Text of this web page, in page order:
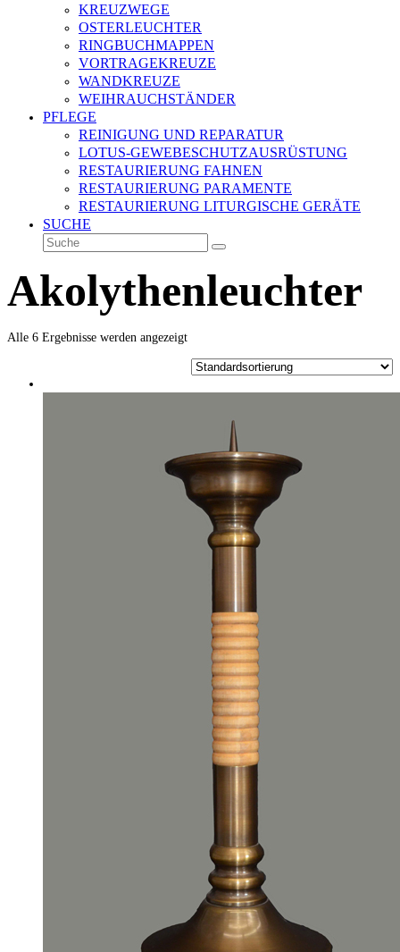
KREUZWEGE
OSTERLEUCHTER
RINGBUCHMAPPEN
VORTRAGEKREUZE
WANDKREUZE
WEIHRAUCHSTÄNDER
PFLEGE
REINIGUNG UND REPARATUR
LOTUS-GEWEBESCHUTZAUSRÜSTUNG
RESTAURIERUNG FAHNEN
RESTAURIERUNG PARAMENTE
RESTAURIERUNG LITURGISCHE GERÄTE
SUCHE
Suche
Senden
Akolythenleuchter
Alle 6 Ergebnisse werden angezeigt